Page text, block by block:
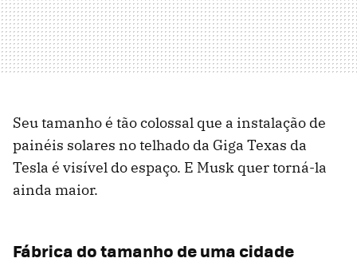
Seu tamanho é tão colossal que a instalação de
painéis solares no telhado da Giga Texas da
Tesla é visível do espaço. E Musk quer torná-la
ainda maior.
Fábrica do tamanho de uma cidade